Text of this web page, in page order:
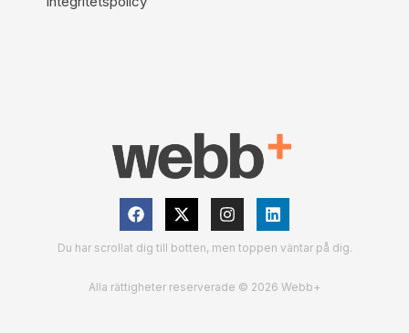
Du har scrollat dig till botten, men toppen väntar på dig.
Alla rättigheter reserverade © 2026 Webb+